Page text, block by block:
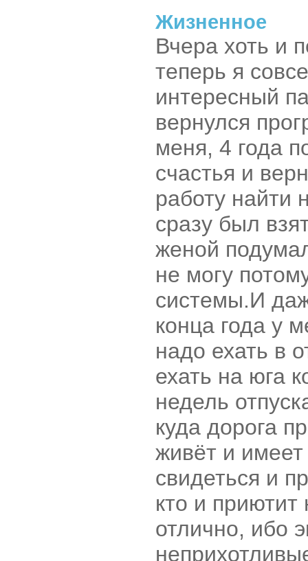
Жизненное
Вчера хоть и
теперь я
интересный
вернулся
меня, 4 года
счастья и
работу найти
сразу был
женой
не могу
системы.И
конца года у
надо ехать в
ехать на юга
недель
куда дорога
живёт и
свидеться и
кто и
отлично, ибо